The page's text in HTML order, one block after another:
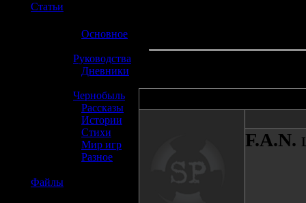
Статьи
Основное
Руководства
Дневники
Чернобыль
Рассказы
Истории
Стихи
Мир игр
Разное
Файлы
F.A.N.